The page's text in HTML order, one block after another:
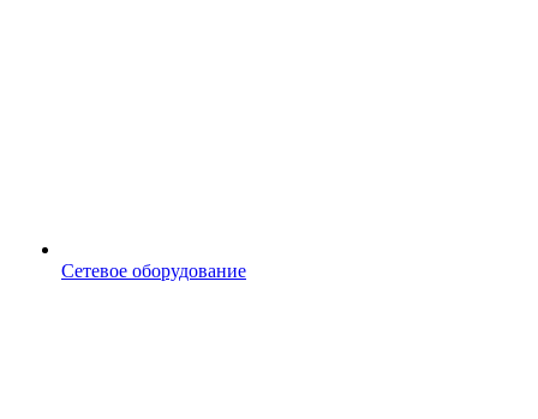
Сетевое оборудование